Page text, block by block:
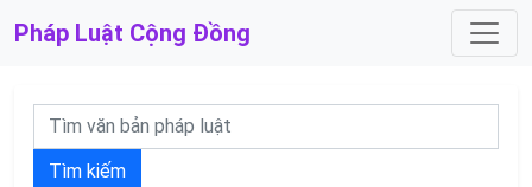
Pháp Luật Cộng Đồng
Tìm kiếm